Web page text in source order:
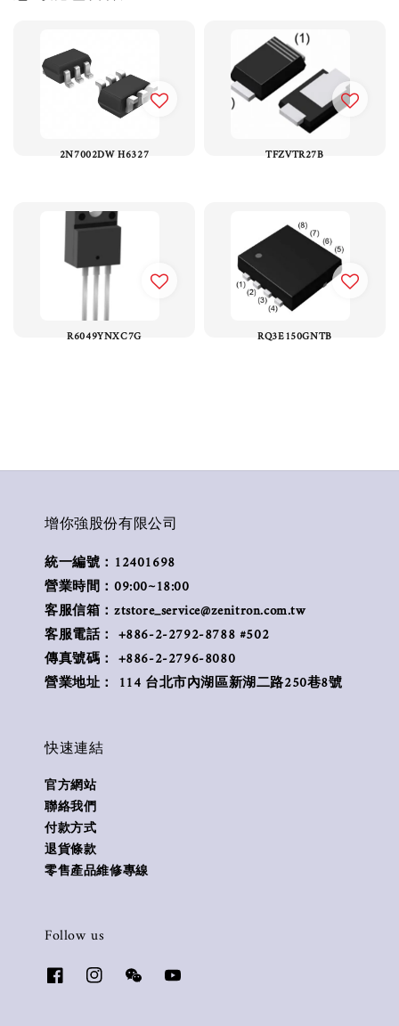
2N7002DW H6327 TFZVTR27B
R6049YNXC7G RQ3E150GNTB
增你強股份有限公司
統一編號：12401698
營業時間：09:00~18:00
客服信箱：ztstore_service@zenitron.com.tw
客服電話： +886-2-2792-8788 #502
傳真號碼： +886-2-2796-8080
營業地址： 114 台北市內湖區新湖二路250巷8號
快速連結
官方網站
聯絡我們
付款方式
退貨條款
零售產品維修專線
Follow us